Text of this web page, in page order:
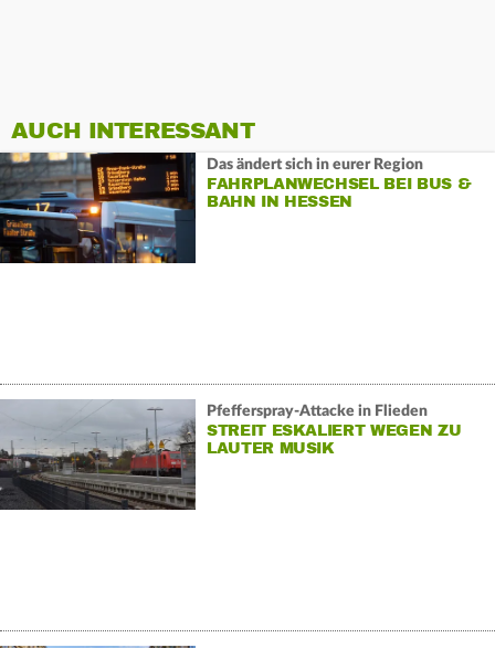
AUCH INTERESSANT
Das ändert sich in eurer Region
FAHRPLANWECHSEL BEI BUS &
BAHN IN HESSEN
Pfefferspray-Attacke in Flieden
STREIT ESKALIERT WEGEN ZU
LAUTER MUSIK